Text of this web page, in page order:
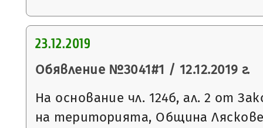
23.12.2019
Обявление №3041#1 / 12.12.2019 г.
На основание чл. 124б, ал. 2 от
на територията, Община